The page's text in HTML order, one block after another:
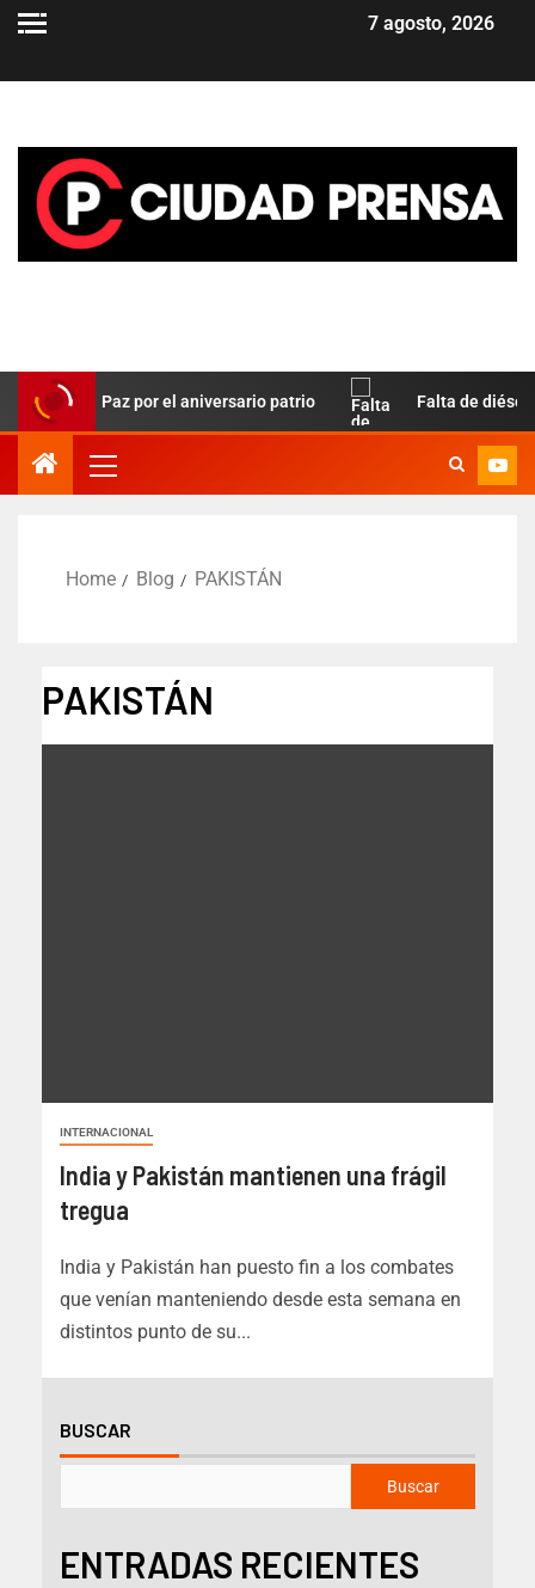
7 agosto, 2026
Paz por el aniversario patrio Falta de diésel
Home Blog PAKISTÁN
PAKISTÁN
INTERNACIONAL
India y Pakistán mantienen una frágil
tregua
India y Pakistán han puesto fin a los combates
que venían manteniendo desde esta semana en
distintos punto de su...
BUSCAR
Buscar
ENTRADAS RECIENTES